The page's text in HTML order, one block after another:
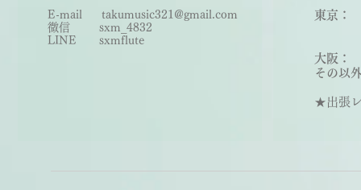
E-mail takumusic321@gmail.com
微信 sxm_ 4832
LINE sxmflute​
東京：
大阪
その以外
★出張レ